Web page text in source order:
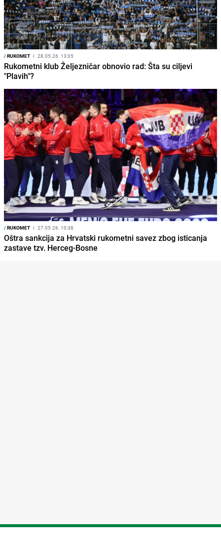
/RUKOMET I 28.05.26. 13:05
Rukometni klub Željezničar obnovio rad: Šta su ciljevi
"Plavih"?
/RUKOMET I 27.05.26. 10:38
Oštra sankcija za Hrvatski rukometni savez zbog isticanja
zastave tzv. Herceg-Bosne